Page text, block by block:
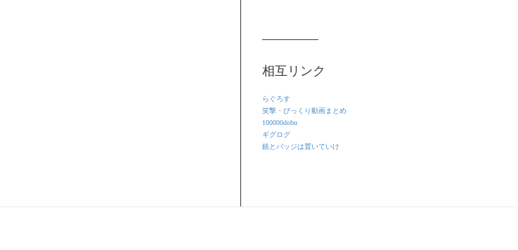
相互リンク
らぐろす
笑撃・びっくり動画まとめ
100000dobu
ギグログ
銃とバッジは置いていけ